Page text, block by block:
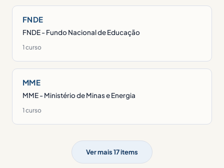
FNDE
FNDE - Fundo Nacional de Educação
1 curso
MME
MME - Ministério de Minas e Energia
1 curso
Ver mais 17 items